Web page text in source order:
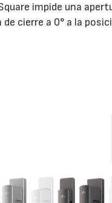
impide una
de cierre a 0° a la